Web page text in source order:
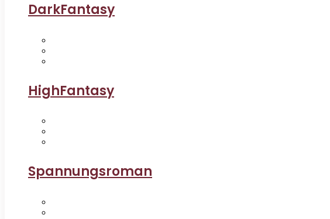
DarkFantasy
HighFantasy
Spannungsroman